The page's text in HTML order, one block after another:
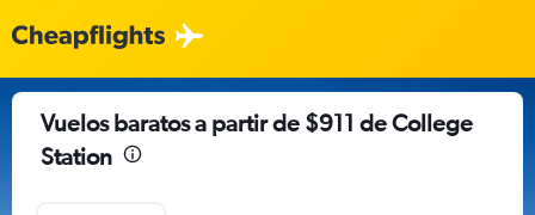
Vuelos baratos a partir de $911 de College
Station